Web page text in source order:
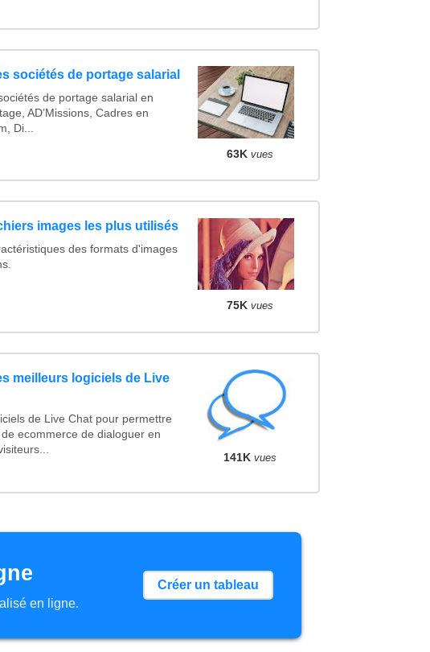
sociétés de portage salarial
de portage salarial en
AD’Missions, Cadres en
Di...
63K vues
images les plus utilisés
des formats d'images
75K vues
meilleurs logiciels de Live
de Live Chat pour permettre
ecommerce de dialoguer en
141K vues
en ligne.
Créer un tableau